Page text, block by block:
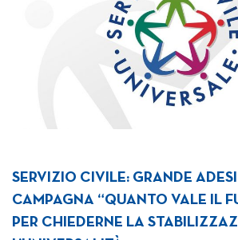
SERVIZIO CIVILE: GRANDE
CAMPAGNA “QUANTO VALE IL
PER CHIEDERNE LA